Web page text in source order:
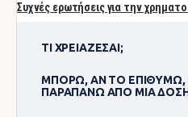
Συχνές ερωτήσεις για την
ΤΙ ΧΡΕΙΆΖΕΣΑΙ;
ΜΠΟΡΏ, ΑΝ ΤΟ ΕΠΙΘΥΜΏ,
ΠΑΡΑΠΆΝΩ ΑΠΌ ΜΊΑ